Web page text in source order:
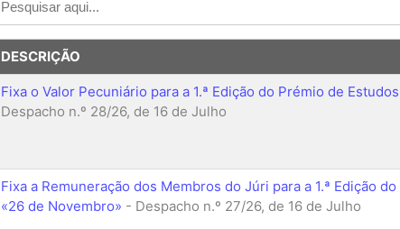
DESCRIÇÃO
Fixa o Valor Pecuniário para a 1.ª Edição do Prémio de
Despacho n.º 28/26, de 16 de Julho
Fixa a Remuneração dos Membros do Júri para a 1.ª Edição
«26 de Novembro» - Despacho n.º 27/26, de 16 de Julho